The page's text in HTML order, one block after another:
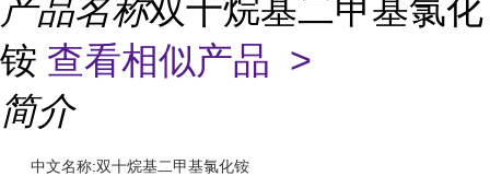
产品名称双十烷基二甲基氯化
铵 查看相似产品 >
简介
中文名称:双十烷基二甲基氯化铵